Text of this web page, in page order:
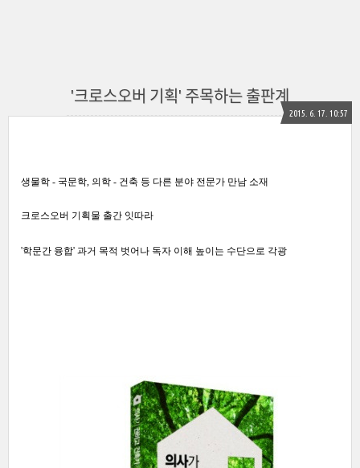
'크로스오버 기획' 주목하는 출판계
2015. 6. 17. 10:57
생물학 - 국문학, 의학 - 건축 등 다른 분야 전문가 만남 소재
크로스오버 기획물 출간 잇따라
'학문간 융합' 과거 목적 벗어나 독자 이해 높이는 수단으로 각광